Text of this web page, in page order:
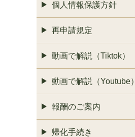
個人情報保護方針
再申請規定
動画で解説（Tiktok）
動画で解説（Youtube）
報酬のご案内
帰化手続き